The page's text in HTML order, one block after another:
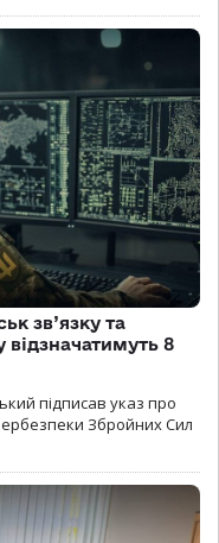
зв’язку та
8
підписав указ про
Збройних Сил